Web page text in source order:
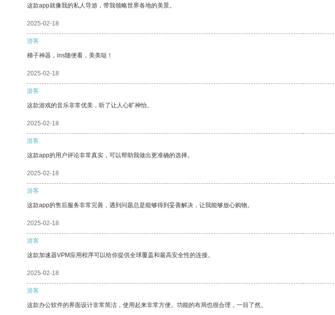
这款app就像我的私人导游，带我领略世界各地的美景。
2025-02-18
游客
梯子神器，ins随便看，美美哒！
2025-02-18
游客
这款游戏的音乐非常优美，听了让人心旷神怡。
2025-02-18
游客
这款app的用户评论非常真实，可以帮助我做出更准确的选择。
2025-02-18
游客
这款app的售后服务非常完善，遇到问题总是能够得到妥善解决，让我能够放心购物。
2025-02-18
游客
这款加速器VPM应用程序可以给你提供全球覆盖和最高安全性的连接。
2025-02-18
游客
这款办公软件的界面设计非常简洁，使用起来非常方便。功能的布局也很合理，一目了然。